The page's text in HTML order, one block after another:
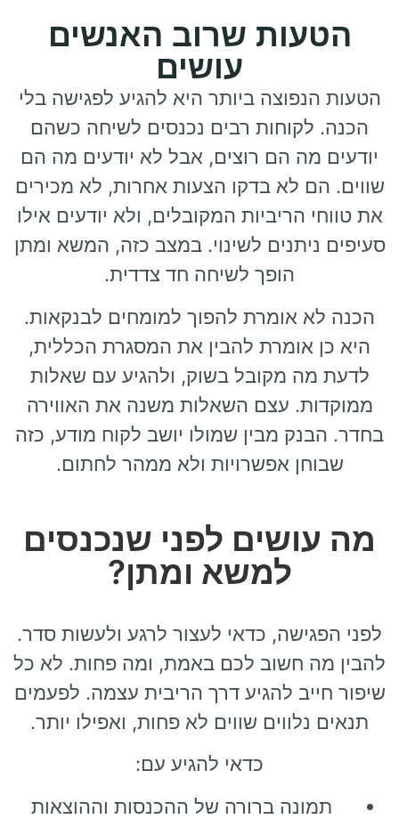
הטעות שרוב האנשים
עושים
הטעות הנפוצה ביותר היא להגיע לפגישה בלי
הכנה. לקוחות רבים נכנסים לשיחה כשהם
יודעים מה הם רוצים, אבל לא יודעים מה הם
שווים. הם לא בדקו הצעות אחרות, לא מכירים
את טווחי הריביות המקובלים, ולא יודעים אילו
סעיפים ניתנים לשינוי. במצב כזה, המשא ומתן
הופך לשיחה חד צדדית.
הכנה לא אומרת להפוך למומחים לבנקאות.
היא כן אומרת להבין את המסגרת הכללית,
לדעת מה מקובל בשוק, ולהגיע עם שאלות
ממוקדות. עצם השאלות משנה את האווירה
בחדר. הבנק מבין שמולו יושב לקוח מודע, כזה
שבוחן אפשרויות ולא ממהר לחתום.
מה עושים לפני שנכנסים
למשא ומתן?
לפני הפגישה, כדאי לעצור לרגע ולעשות סדר.
להבין מה חשוב לכם באמת, ומה פחות. לא כל
שיפור חייב להגיע דרך הריבית עצמה. לפעמים
תנאים נלווים שווים לא פחות, ואפילו יותר.
כדאי להגיע עם:
תמונה ברורה של ההכנסות וההוצאות